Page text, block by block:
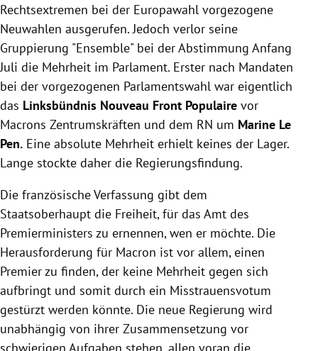
Rechtsextremen bei der Europawahl vorgezogene
Neuwahlen ausgerufen. Jedoch verlor seine
Gruppierung "Ensemble" bei der Abstimmung Anfang
Juli die Mehrheit im Parlament. Erster nach Mandaten
bei der vorgezogenen Parlamentswahl war eigentlich
das Linksbündnis Nouveau Front Populaire vor
Macrons Zentrumskräften und dem RN um Marine Le
Pen. Eine absolute Mehrheit erhielt keines der Lager.
Lange stockte daher die Regierungsfindung.
Die französische Verfassung gibt dem
Staatsoberhaupt die Freiheit, für das Amt des
Premierministers zu ernennen, wen er möchte. Die
Herausforderung für Macron ist vor allem, einen
Premier zu finden, der keine Mehrheit gegen sich
aufbringt und somit durch ein Misstrauensvotum
gestürzt werden könnte. Die neue Regierung wird
unabhängig von ihrer Zusammensetzung vor
schwierigen Aufgaben stehen, allen voran die